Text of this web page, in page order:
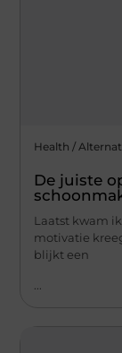
Health /
De juiste
Laatst kwam
motivatie
blijkt een